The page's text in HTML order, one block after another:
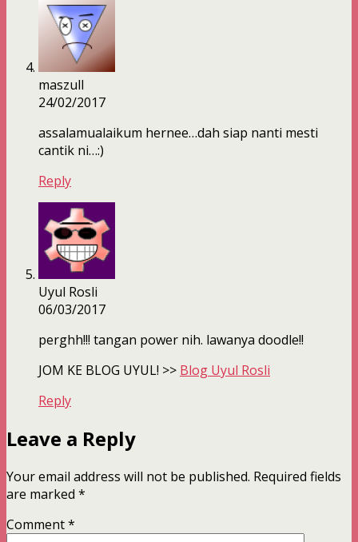
maszull
24/02/2017
assalamualaikum hernee…dah siap nanti mesti
cantik ni…:)
Reply
Uyul Rosli
06/03/2017
perghh!!! tangan power nih. lawanya doodle!!
JOM KE BLOG UYUL! >> Blog Uyul Rosli
Reply
Leave a Reply
Your email address will not be published. Required fields
are marked *
Comment*